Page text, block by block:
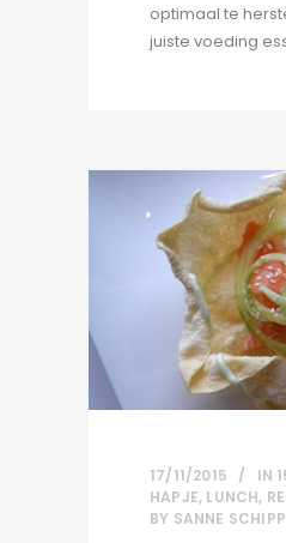
optimaal te
juiste voeding
17/11/2015 IN
HAPJE, LUNCH,
BY SANNE